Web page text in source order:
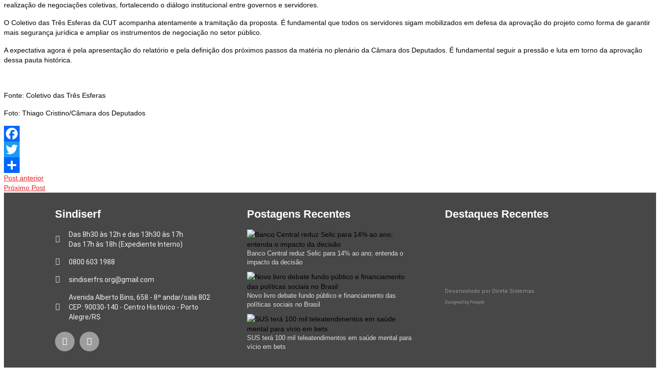
realização de negociações coletivas, fortalecendo o diálogo institucional entre governos e servidores.
O Coletivo das Três Esferas da CUT acompanha atentamente a tramitação da proposta. É fundamental que todos os servidores sigam mobilizados em defesa da aprovação do projeto como forma de garantir
mais segurança jurídica e ampliar os instrumentos de negociação no setor público.
A expectativa agora é pela apresentação do relatório e pela definição dos próximos passos da matéria no plenário da Câmara dos Deputados. É fundamental seguir a pressão e luta em torno da aprovação
dessa pauta histórica.
Fonte: Coletivo das Três Esferas
Foto: Thiago Cristino/Câmara dos Deputados
Facebook
Twitter
Share
Post anterior
Próximo Post
Sindiserf
Das 8h30 às 12h e das 13h30 às 17h
Das 17h às 18h (Expediente Interno)
0800 603 1988
sindiserfrs.org@gmail.com
Avenida Alberto Bins, 658 - 8º andar/sala 802
CEP: 90030-140 - Centro Histórico - Porto
Alegre/RS
Postagens Recentes
Banco Central reduz Selic para 14% ao ano; entenda o
impacto da decisão
Novo livro debate fundo público e financiamento das
políticas sociais no Brasil
SUS terá 100 mil teleatendimentos em saúde mental para
vício em bets
Destaques Recentes
Desenvolvido por Direta Sistemas.
Designed by Freepik